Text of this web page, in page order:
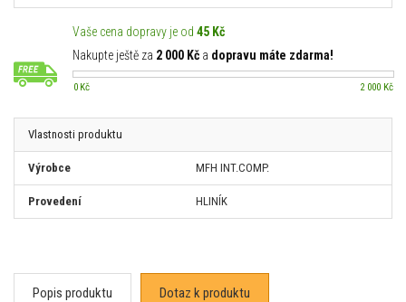
Vaše cena dopravy je od 45 Kč
Nakupte ještě za 2 000 Kč a dopravu máte zdarma!
0 Kč 2 000 Kč
Vlastnosti produktu
Výrobce MFH INT.COMP.
Provedení HLINÍK
Popis produktu Dotaz k produktu